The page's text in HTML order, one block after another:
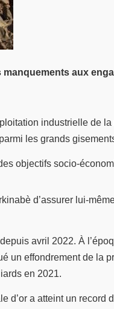
manquements aux
industrielle de la
les grands
objectifs socio-
d’assurer lui-
avril 2022. À
un effondrement de la
en 2021.
d’or a atteint un record